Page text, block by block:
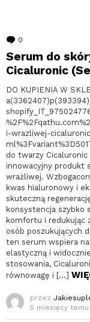
0
Serum do
Cicaluronic
DO KUPIENIA W
i-wrazliwej-
do twarzy
innowacyjny produkt
wrażliwej.
kwas hialuronowy i
skuteczną
konsystencja szybko
komfortu i redukując
osób poszukujących
ten serum wspiera
elastyczną i
stosowania,
równowagę i […]
przez
5 miesięcy temu